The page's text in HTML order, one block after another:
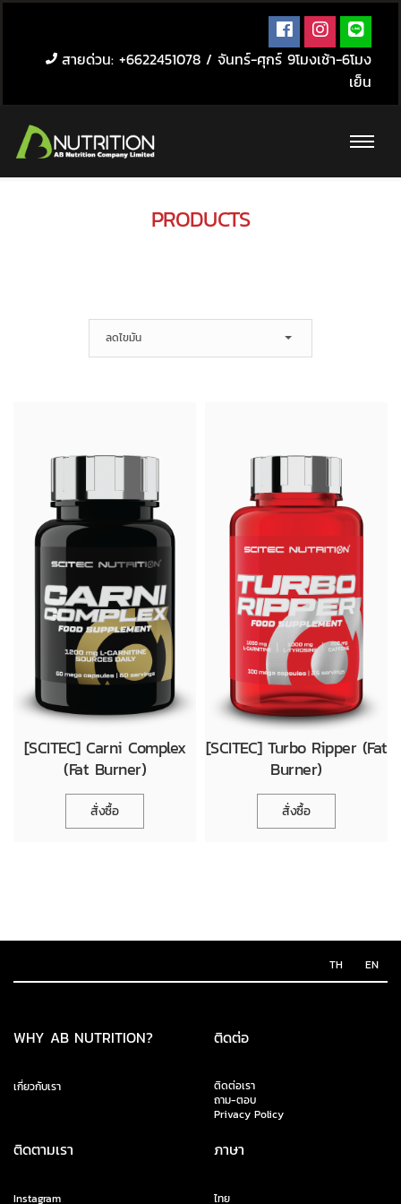
สายด่วน: +6622451078 / จันทร์-ศุกร์ 9โมงเช้า-6โมง
เย็น
PRODUCTS
ลดไขมัน
[SCITEC] Carni Complex
(Fat Burner)
สั่งซื้อ
[SCITEC] Turbo Ripper (Fat
Burner)
สั่งซื้อ
TH EN
WHY AB NUTRITION?
เกี่ยวกับเรา
ติดต่อ
ติดต่อเรา
ถาม-ตอบ
Privacy Policy
ติดตามเรา
Instagram
ภาษา
ไทย